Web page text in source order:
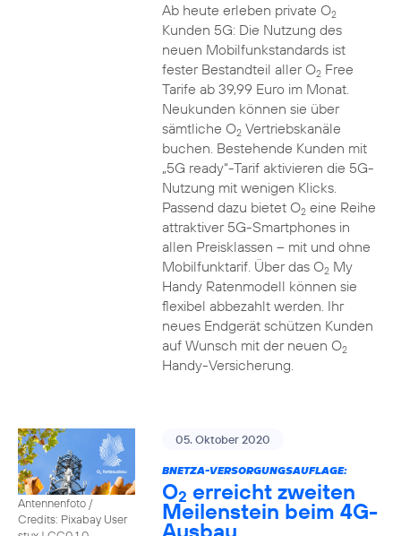
Ab heute erleben private O2
Kunden 5G: Die Nutzung des
neuen Mobilfunkstandards ist
fester Bestandteil aller O2Free
Tarife ab 39,99 Euro im Monat.
Neukunden können sie über
sämtliche O2Vertriebskanäle
buchen. Bestehende Kunden mit
„5G ready“-Tarif aktivieren die 5G-
Nutzung mit wenigen Klicks.
Passend dazu bietet O2eine Reihe
attraktiver 5G-Smartphones in
allen Preisklassen – mit und ohne
Mobilfunktarif. Über das O2My
Handy Ratenmodell können sie
flexibel abbezahlt werden. Ihr
neues Endgerät schützen Kunden
auf Wunsch mit der neuen O2
Handy-Versicherung.
Antennenfoto /
Credits: Pixabay User
05. Oktober 2020
BNETZA-VERSORGUNGSAUFLAGE:
O2 erreicht zweiten
Meilenstein beim 4G-
Ausbau